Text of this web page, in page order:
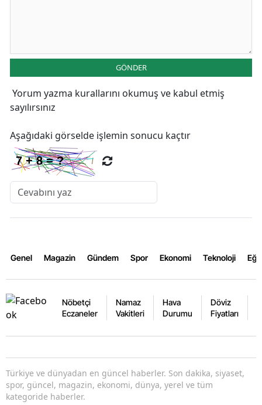
GÖNDER
Yorum yazma kurallarını okumuş ve kabul etmiş
sayılırsınız
Aşağıdaki görselde işlemin sonucu kaçtır
Genel Magazin Gündem Spor Ekonomi Teknoloji
Nöbetçi
Eczaneler
Namaz
Vakitleri
Hava
Durumu
Döviz
Fiyatları
Türkiye ve dünyadan en güncel haberler. Son dakika, siyaset,
spor, güncel, magazin, ekonomi, dünya, yerel ve tüm
kategoride haberler.